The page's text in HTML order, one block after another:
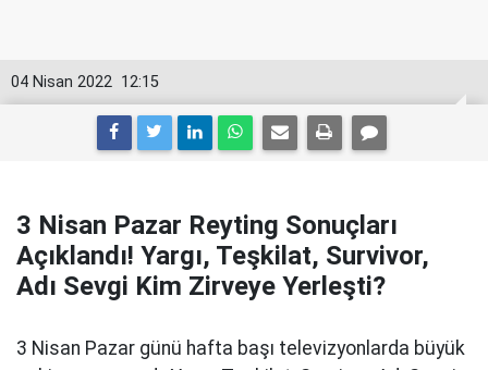
12:15
04 Nisan 2022
3 Nisan Pazar Reyting Sonuçları
Açıklandı! Yargı, Teşkilat, Survivor,
Adı Sevgi Kim Zirveye Yerleşti?
3 Nisan Pazar günü hafta başı televizyonlarda büyük